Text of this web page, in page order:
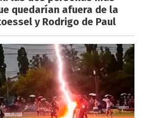
quedarían afuera de la
y Rodrigo de Paul